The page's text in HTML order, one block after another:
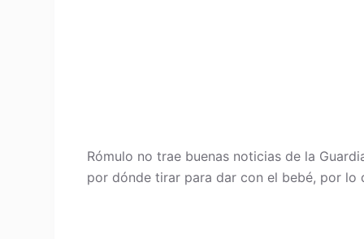
Rómulo no trae buenas noticias de la
por dónde tirar para dar con el bebé, por lo